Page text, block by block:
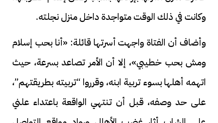
وكانت في ذلك الوقت متواجدة داخل منزل نجلته.
وأضاف أن الفتاة واجهت أسرتها قائلة: «أنا بحب إسلام
ومش بحب خطيبي»، إلا أن الأمر تصاعد بسرعة، حيث
اتهمه أهلها بسوء تربية ابنه، وقرروا “تربيته بطريقتهم”،
على حد وصفه، قبل أن تنتهي الواقعة باعتداء علني